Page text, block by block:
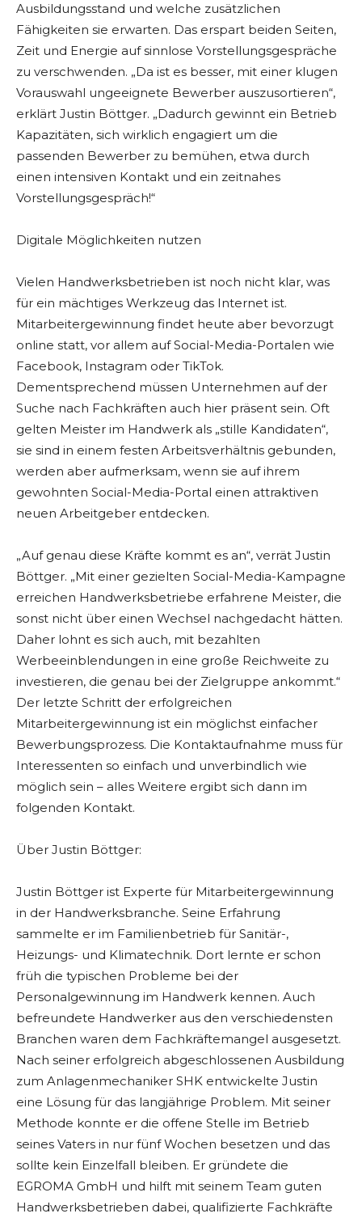
Ausbildungsstand und welche zusätzlichen
Fähigkeiten sie erwarten. Das erspart beiden Seiten,
Zeit und Energie auf sinnlose Vorstellungsgespräche
zu verschwenden. „Da ist es besser, mit einer klugen
Vorauswahl ungeeignete Bewerber auszusortieren“,
erklärt Justin Böttger. „Dadurch gewinnt ein Betrieb
Kapazitäten, sich wirklich engagiert um die
passenden Bewerber zu bemühen, etwa durch
einen intensiven Kontakt und ein zeitnahes
Vorstellungsgespräch!“
Digitale Möglichkeiten nutzen
Vielen Handwerksbetrieben ist noch nicht klar, was
für ein mächtiges Werkzeug das Internet ist.
Mitarbeitergewinnung findet heute aber bevorzugt
online statt, vor allem auf Social-Media-Portalen wie
Facebook, Instagram oder TikTok.
Dementsprechend müssen Unternehmen auf der
Suche nach Fachkräften auch hier präsent sein. Oft
gelten Meister im Handwerk als „stille Kandidaten“,
sie sind in einem festen Arbeitsverhältnis gebunden,
werden aber aufmerksam, wenn sie auf ihrem
gewohnten Social-Media-Portal einen attraktiven
neuen Arbeitgeber entdecken.
„Auf genau diese Kräfte kommt es an“, verrät Justin
Böttger. „Mit einer gezielten Social-Media-Kampagne
erreichen Handwerksbetriebe erfahrene Meister, die
sonst nicht über einen Wechsel nachgedacht hätten.
Daher lohnt es sich auch, mit bezahlten
Werbeeinblendungen in eine große Reichweite zu
investieren, die genau bei der Zielgruppe ankommt.“
Der letzte Schritt der erfolgreichen
Mitarbeitergewinnung ist ein möglichst einfacher
Bewerbungsprozess. Die Kontaktaufnahme muss für
Interessenten so einfach und unverbindlich wie
möglich sein – alles Weitere ergibt sich dann im
folgenden Kontakt.
Über Justin Böttger:
Justin Böttger ist Experte für Mitarbeitergewinnung
in der Handwerksbranche. Seine Erfahrung
sammelte er im Familienbetrieb für Sanitär-,
Heizungs- und Klimatechnik. Dort lernte er schon
früh die typischen Probleme bei der
Personalgewinnung im Handwerk kennen. Auch
befreundete Handwerker aus den verschiedensten
Branchen waren dem Fachkräftemangel ausgesetzt.
Nach seiner erfolgreich abgeschlossenen Ausbildung
zum Anlagenmechaniker SHK entwickelte Justin
eine Lösung für das langjährige Problem. Mit seiner
Methode konnte er die offene Stelle im Betrieb
seines Vaters in nur fünf Wochen besetzen und das
sollte kein Einzelfall bleiben. Er gründete die
EGROMA GmbH und hilft mit seinem Team guten
Handwerksbetrieben dabei, qualifizierte Fachkräfte